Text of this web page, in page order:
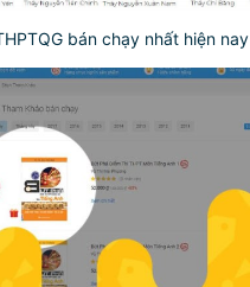
bán chạy nhất hiện nay